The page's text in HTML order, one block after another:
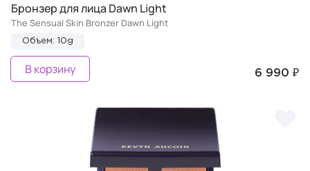
Бронзер для лица Dawn Light
The Sensual Skin Bronzer Dawn Light
Объем: 10g
6 990 ₽
В корзину